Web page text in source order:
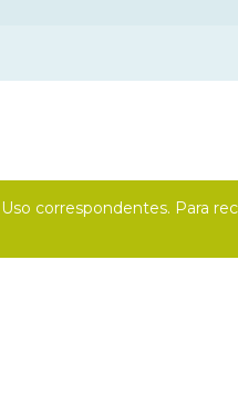
correspondentes. Para